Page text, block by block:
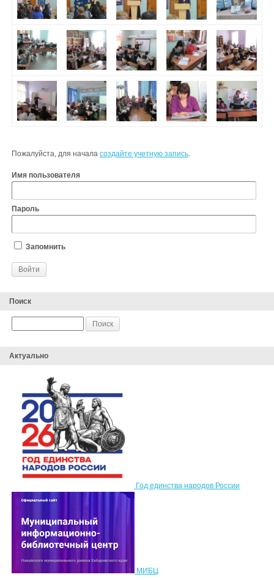
Пожалуйста, для начала создайте учетную запись.
Имя пользователя
Пароль
Запомнить
Поиск
Актуально
Год единства народов России
МИБЦ